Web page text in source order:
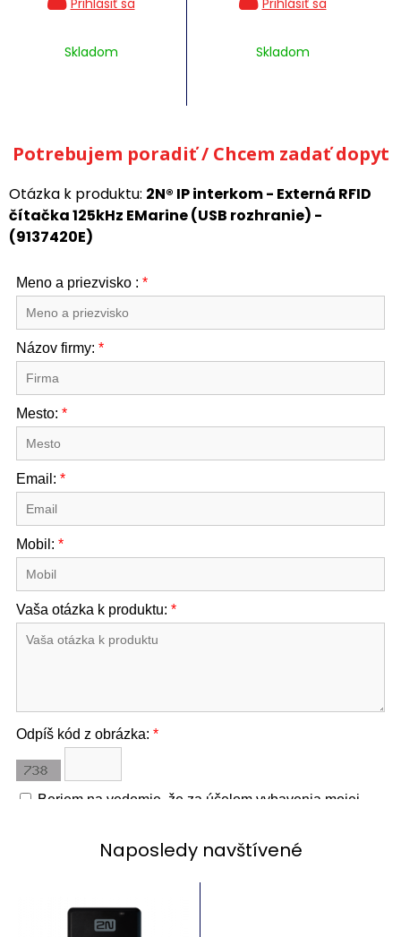
Skladom Skladom
Potrebujem poradiť / Chcem zadať dopyt
Otázka k produktu: 2N® IP interkom - Externá RFID
čítačka 125kHz EMarine (USB rozhranie) -
(9137420E)
Naposledy navštívené